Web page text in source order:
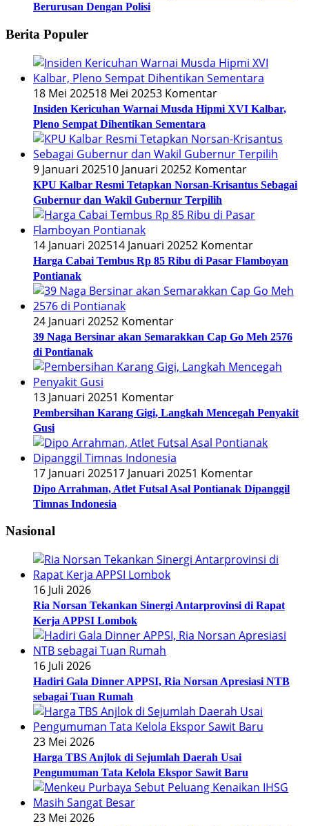
Berurusan Dengan Polisi
Berita Populer
18 Mei 202518 Mei 20253 Komentar
Insiden Kericuhan Warnai Musda Hipmi XVI Kalbar,
Pleno Sempat Dihentikan Sementara
9 Januari 202510 Januari 20252 Komentar
KPU Kalbar Resmi Tetapkan Norsan-Krisantus Sebagai
Gubernur dan Wakil Gubernur Terpilih
14 Januari 202514 Januari 20252 Komentar
Harga Cabai Tembus Rp 85 Ribu di Pasar Flamboyan
Pontianak
24 Januari 20252 Komentar
39 Naga Bersinar akan Semarakkan Cap Go Meh 2576
di Pontianak
13 Januari 20251 Komentar
Pembersihan Karang Gigi, Langkah Mencegah Penyakit
Gusi
17 Januari 202517 Januari 20251 Komentar
Dipo Arrahman, Atlet Futsal Asal Pontianak Dipanggil
Timnas Indonesia
Nasional
16 Juli 2026
Ria Norsan Tekankan Sinergi Antarprovinsi di Rapat
Kerja APPSI Lombok
16 Juli 2026
Hadiri Gala Dinner APPSI, Ria Norsan Apresiasi NTB
sebagai Tuan Rumah
23 Mei 2026
Harga TBS Anjlok di Sejumlah Daerah Usai
Pengumuman Tata Kelola Ekspor Sawit Baru
23 Mei 2026